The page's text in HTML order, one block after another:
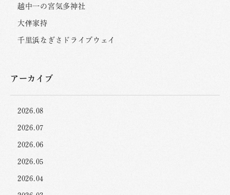
越中一の宮気多神社
大伴家持
千里浜なぎさドライブウェイ
アーカイブ
2026.08
2026.07
2026.06
2026.05
2026.04